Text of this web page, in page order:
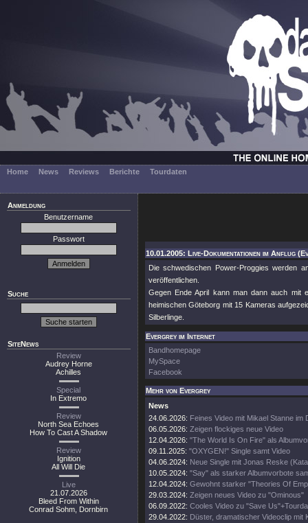
Home News Reviews Berichte Tourdaten
Anmeldung
Benutzername
Passwort
Suche
SiteNews
Review
Audrey Horne
Achilles
Special
In Extremo
Review
North Sea Echoes
How To Cast A Shadow
Review
Ignition
All Will Die
Live
21.07.2026
Bleed From Within
Conrad Sohm, Dornbirn
10.01.2005: Live-Dokumentationen im Anflug
Die schwedischen Power-Proggies werden
veröffentlichen.
Gegen Ende April kann man dann auch mit
heimischen Göteborg mit 15 Kameras
Silberlinge.
Evergrey im Internet
Bandhomepage
MySpace
Facebook
Mehr von Evergrey
News
24.06.2026: Feines Video mit Mikael Stanne im
06.05.2026: Zeigen flockiges neue Video
12.04.2026: "The World Is On Fire" als
09.11.2025: "OXYGEN!" Single samt Video
04.06.2024: Neue Single mit Jonas Reske
10.05.2024: "Say" als starker Albumvorbote
12.04.2024: Gewohnt starker "Theories Of
29.03.2024: Zeigen neues Video zu "Ominous"
06.09.2022: Cooles Video zu "Save
29.04.2022: Düster, dramatischer Videoclip mit